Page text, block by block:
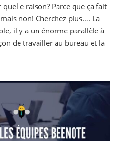
raison? Parce que ça fait
non! Cherchez plus…. La
il y a un énorme parallèle à
de travailler au bureau et la